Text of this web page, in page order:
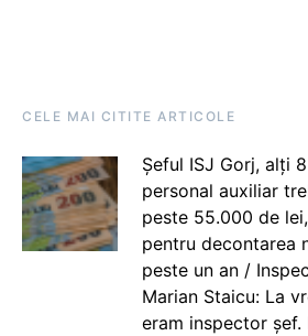
CELE MAI CITITE ARTICOLE
Șeful ISJ Gorj, alți
personal auxiliar
peste 55.000 de
pentru decontarea
peste un an /
Marian Staicu: La
eram inspector șef.